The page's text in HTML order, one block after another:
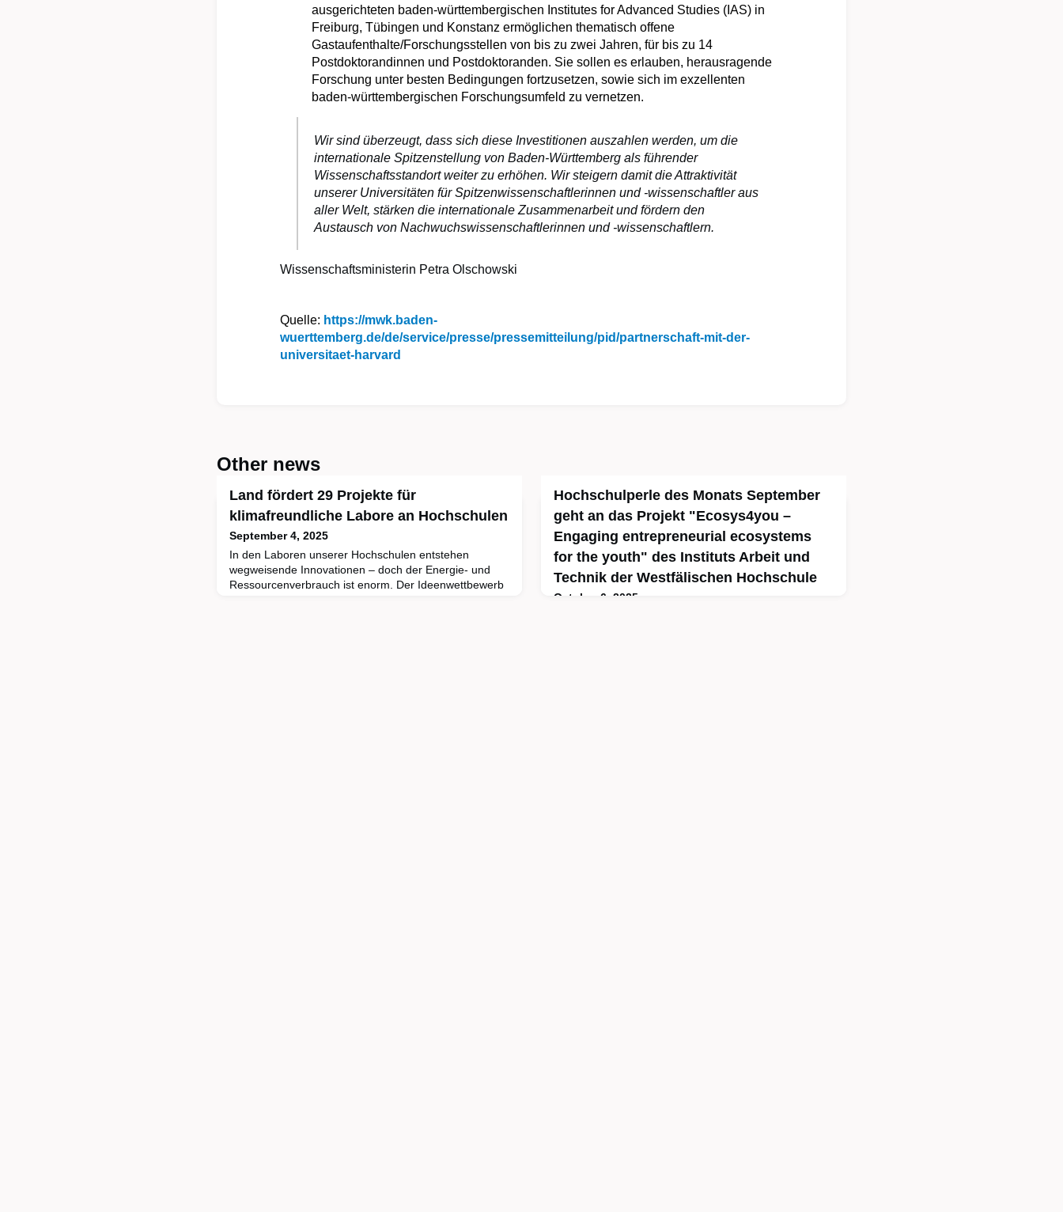
ausgerichteten baden-württembergischen Institutes for Advanced Studies (IAS) in
Freiburg, Tübingen und Konstanz ermöglichen thematisch offene
Gastaufenthalte/Forschungsstellen von bis zu zwei Jahren, für bis zu 14
Postdoktorandinnen und Postdoktoranden. Sie sollen es erlauben, herausragende
Forschung unter besten Bedingungen fortzusetzen, sowie sich im exzellenten
baden-württembergischen Forschungsumfeld zu vernetzen.
Wir sind überzeugt, dass sich diese Investitionen auszahlen werden, um die
internationale Spitzenstellung von Baden-Württemberg als führender
Wissenschaftsstandort weiter zu erhöhen. Wir steigern damit die Attraktivität
unserer Universitäten für Spitzenwissenschaftlerinnen und -wissenschaftler aus
aller Welt, stärken die internationale Zusammenarbeit und fördern den
Austausch von Nachwuchswissenschaftlerinnen und -wissenschaftlern.
Wissenschaftsministerin Petra Olschowski
Quelle: https://mwk.baden-
wuerttemberg.de/de/service/presse/pressemitteilung/pid/partnerschaft-mit-der-
universitaet-harvard
Other news
Land fördert 29 Projekte für
klimafreundliche Labore an Hochschulen
September 4, 2025
In den Laboren unserer Hochschulen entstehen
wegweisende Innovationen – doch der Energie- und
Ressourcenverbrauch ist enorm. Der Ideenwettbewerb
Hochschulperle des Monats September
geht an das Projekt "Ecosys4you –
Engaging entrepreneurial ecosystems
for the youth" des Instituts Arbeit und
Technik der Westfälischen Hochschule
October 6, 2025